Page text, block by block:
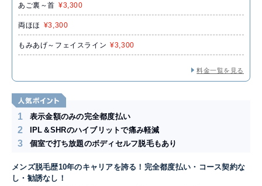
あご裏～首 ¥3,300
両ほほ ¥3,300
もみあげ～フェイスライン ¥3,300
料金一覧を見る
1 表示金額のみの完全都度払い
2 IPL＆SHRのハイブリットで痛み軽減
3 個室で打ち放題のボディセルフ脱毛もあり
メンズ脱毛歴10年のキャリアを誇る！完全都度払い・コース契約な
し・勧誘なし！